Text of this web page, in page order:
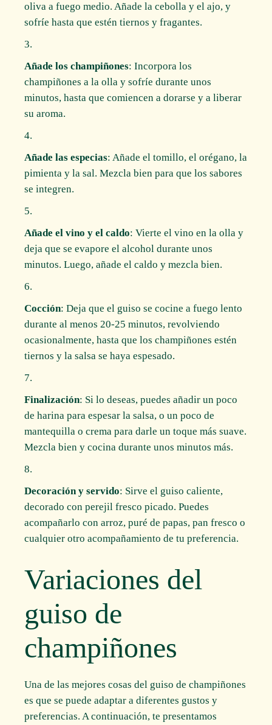
oliva a fuego medio. Añade la cebolla y el ajo, y
sofríe hasta que estén tiernos y fragantes.
Añade los champiñones: Incorpora los
champiñones a la olla y sofríe durante unos
minutos, hasta que comiencen a dorarse y a liberar
su aroma.
Añade las especias: Añade el tomillo, el orégano, la
pimienta y la sal. Mezcla bien para que los sabores
se integren.
Añade el vino y el caldo: Vierte el vino en la olla y
deja que se evapore el alcohol durante unos
minutos. Luego, añade el caldo y mezcla bien.
Cocción: Deja que el guiso se cocine a fuego lento
durante al menos 20-25 minutos, revolviendo
ocasionalmente, hasta que los champiñones estén
tiernos y la salsa se haya espesado.
Finalización: Si lo deseas, puedes añadir un poco
de harina para espesar la salsa, o un poco de
mantequilla o crema para darle un toque más suave.
Mezcla bien y cocina durante unos minutos más.
Decoración y servido: Sirve el guiso caliente,
decorado con perejil fresco picado. Puedes
acompañarlo con arroz, puré de papas, pan fresco o
cualquier otro acompañamiento de tu preferencia.
Variaciones del
guiso de
champiñones
Una de las mejores cosas del guiso de champiñones
es que se puede adaptar a diferentes gustos y
preferencias. A continuación, te presentamos